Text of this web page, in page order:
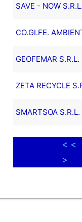
SAVE - NOW
CO.GI.FE.
GEOFEMAR S.R.L.
ZETA RECYCLE
SMARTSOA S.R.L.
< <
>